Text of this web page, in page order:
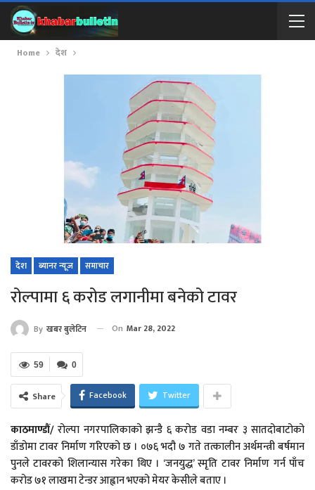
Home देश
देश ब्यानर न्यूज समाचार
रोल्पामा ६ करोड लगानीमा बनेको टावर
By खबर बुलेटिन On Mar 28, 2022
0
59
Share Facebook Twitter
काठमाण्डौं/ रोल्पा नगरपालिकाको झन्डै ६ करोड वडा नम्बर ३ सातदोबाटोको
डाँडोमा टावर निर्माण गरिएको छ । ०७६ भदौ ७ गते तत्कालीन अर्थमन्त्री बर्षमान
पुनले टावरको शिलान्यास गरेका थिए । ‘जनयुद्ध’ स्मृति टावर निर्माण गर्न पाँच
करोड ७१ लाखमा टेन्डर आह्वान भएको मेयर केसीले बताए ।